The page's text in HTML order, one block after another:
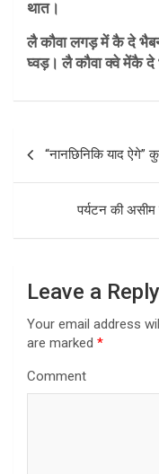
थात।
लै कौवा लगड़ में कै दे
घ्वड़। लै कौवा क्वे मेंकै दे
“नानछिनिकि याद
पर्यटन की
Leave a Reply
Your email address
are marked *
Comment